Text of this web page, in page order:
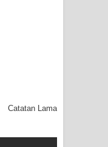
Catatan Lama